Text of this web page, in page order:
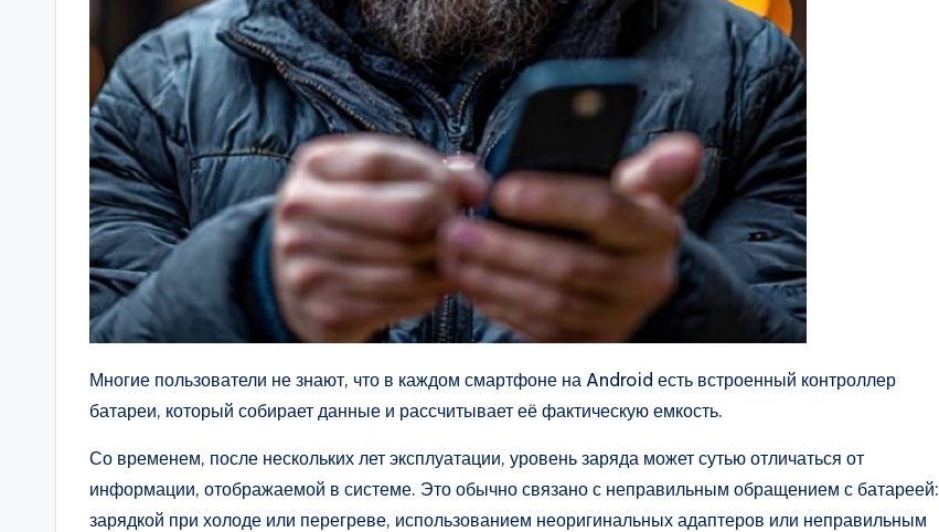
Многие пользователи не знают, что в каждом смартфоне на Android есть встроенный контроллер
батареи, который собирает данные и рассчитывает её фактическую емкость.
Со временем, после нескольких лет эксплуатации, уровень заряда может сутью отличаться от
информации, отображаемой в системе. Это обычно связано с неправильным обращением с батареей:
зарядкой при холоде или перегреве, использованием неоригинальных адаптеров или неправильным